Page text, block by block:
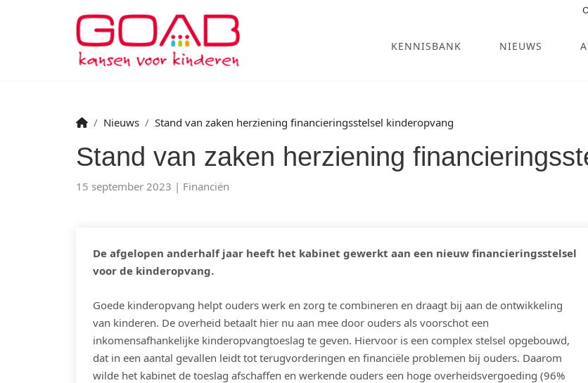
KENNISBANK NIEUWS
Nieuws Stand van zaken herziening financieringsstelsel kinderopvang
Stand van zaken herziening
15 september 2023 Financiën
De afgelopen anderhalf jaar heeft het kabinet gewerkt aan een nieuw financieringsstelsel
voor de kinderopvang.
Goede kinderopvang helpt ouders werk en zorg te combineren en draagt bij aan de ontwikkeling
van kinderen. De overheid betaalt hier nu aan mee door ouders als voorschot een
inkomensafhankelijke kinderopvangtoeslag te geven. Hiervoor is een complex stelsel opgebouwd,
dat in een aantal gevallen leidt tot terugvorderingen en financiële problemen bij ouders. Daarom
wilde het kabinet de toeslag afschaffen en werkende ouders een hoge overheidsvergoeding (96%